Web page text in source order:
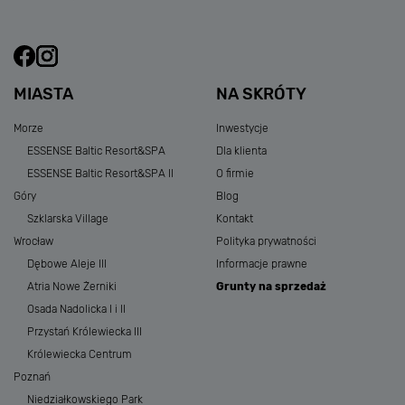
MIASTA
Morze
ESSENSE Baltic Resort&SPA
ESSENSE Baltic Resort&SPA II
Góry
Szklarska Village
Wrocław
Dębowe Aleje III
Atria Nowe Żerniki
Osada Nadolicka I i II
Przystań Królewiecka III
Królewiecka Centrum
Poznań
Niedziałkowskiego Park
NA SKRÓTY
Inwestycje
Dla klienta
O firmie
Blog
Kontakt
Polityka prywatności
Informacje prawne
Grunty na sprzedaż